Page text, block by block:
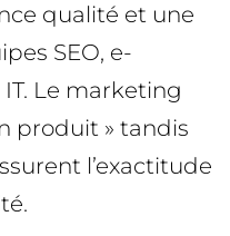
qualité et une
SEO, e-
Le marketing
produit » tandis
l’exactitude